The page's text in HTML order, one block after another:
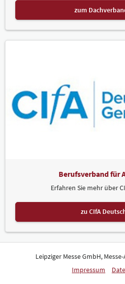
zum
Berufsverband für
Erfahren Sie mehr über
zu CIfA
Leipziger Messe GmbH,
Impressum